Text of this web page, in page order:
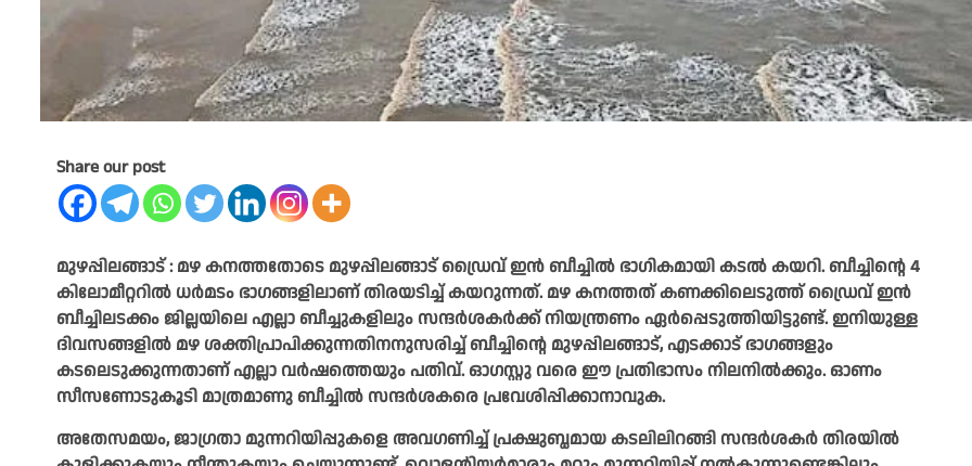
Share our post
മുഴപ്പിലങ്ങാട് : മഴ കനത്തതോടെ മുഴപ്പിലങ്ങാട് ഡ്രൈവ് ഇൻ ബീച്ചിൽ ഭാഗികമായി കടൽ കയറി. ബീച്ചിന്റെ 4
കിലോമീറ്ററിൽ ധർമടം ഭാഗങ്ങളിലാണ് തിരയടിച്ച് കയറുന്നത്. മഴ കനത്തത് കണക്കിലെടുത്ത് ഡ്രൈവ് ഇൻ
ബീച്ചിലടക്കം ജില്ലയിലെ എല്ലാ ബീച്ചുകളിലും സന്ദർശകർക്ക് നിയന്ത്രണം ഏർപ്പെടുത്തിയിട്ടുണ്ട്. ഇനിയുള്ള
ദിവസങ്ങളിൽ മഴ ശക്തിപ്രാപിക്കുന്നതിനനുസരിച്ച് ബീച്ചിന്റെ മുഴപ്പിലങ്ങാട്, എടക്കാട് ഭാഗങ്ങളും
കടലെടുക്കുന്നതാണ് എല്ലാ വർഷത്തെയും പതിവ്. ഓഗസ്റ്റു വരെ ഈ പ്രതിഭാസം നിലനിൽക്കും. ഓണം
സീസണോടുകൂടി മാത്രമാണു ബീച്ചിൽ സന്ദർശകരെ പ്രവേശിപ്പിക്കാനാവുക.
അതേസമയം, ജാഗ്രതാ മുന്നറിയിപ്പുകളെ അവഗണിച്ച് പ്രക്ഷുബ്ധമായ കടലിലിറങ്ങി സന്ദർശകർ തിരയിൽ